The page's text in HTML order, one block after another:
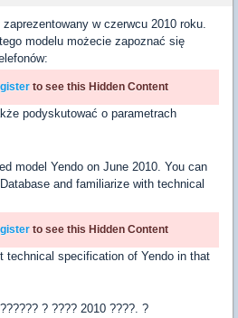
w czerwcu 2010 roku.
modelu możecie zapoznać się
to see this Hidden Content
podyskutować o parametrach
model Yendo on June 2010. You can
and familiarize with technical
to see this Hidden Content
technical specification of Yendo in that
? ???? 2010 ????. ?